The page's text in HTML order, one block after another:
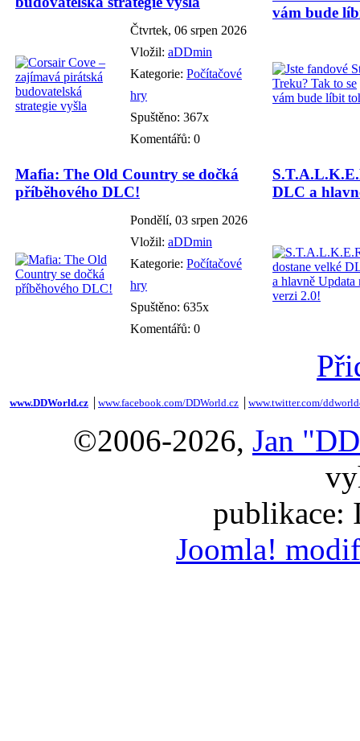
Čtvrtek, 06 srpen 2026
Vložil: aDDmin
Kategorie: Počítačové
hry
Spuštěno: 367x
Komentářů: 0
vám bude
Mafia: The Old Country se dočká
příběhového DLC!
Pondělí, 03 srpen 2026
Vložil: aDDmin
Kategorie: Počítačové
hry
Spuštěno: 635x
Komentářů: 0
DLC a
www.DDWorld.cz www.facebook.com/DDWorld.cz www.twitter.com/
©2006-2026, Jan
publikace:
Joomla!